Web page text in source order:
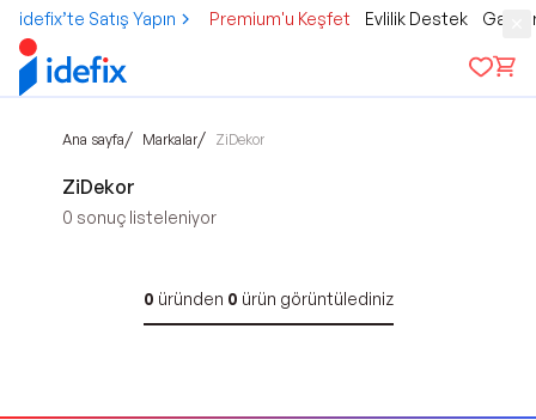
idefix’te Satış Yapın Premium'u Keşfet Evlilik Destek
Ana sayfa/ Markalar/ ZiDekor
ZiDekor
0 sonuç listeleniyor
0 üründen 0 ürün görüntülediniz